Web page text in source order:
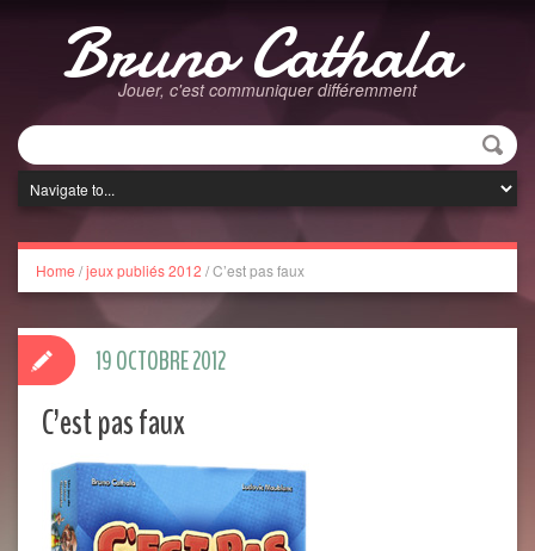
Bruno Cathala
Jouer, c'est communiquer différemment
Home /jeux publiés 2012 /C’est pas faux
C’est pas faux
19 OCTOBRE 2012